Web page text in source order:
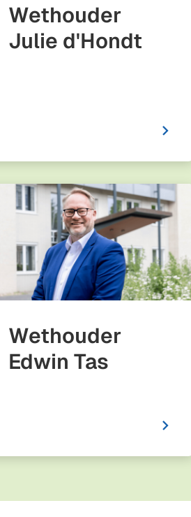
Wethouder
Julie d'Hondt
Wethouder
Edwin Tas